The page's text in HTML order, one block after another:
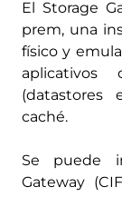
El Storage
prem, una
físico y
aplicativos
(datastores
caché.
Se puede
Gateway